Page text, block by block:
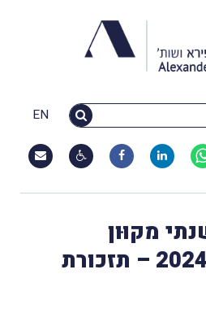
EN
מקוּון
לשנת-המס 2024 – תזכורת